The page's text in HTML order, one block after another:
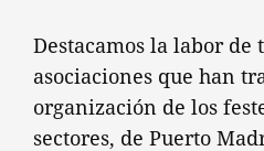
Destacamos la labor de
asociaciones que han
organización de los
sectores, de Puerto